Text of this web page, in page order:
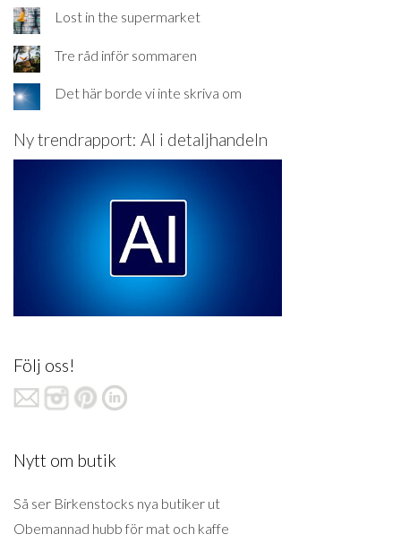
Lost in the supermarket
Tre råd inför sommaren
Det här borde vi inte skriva om
Ny trendrapport: AI i detaljhandeln
Följ oss!
Nytt om butik
Så ser Birkenstocks nya butiker ut
Obemannad hubb för mat och kaffe